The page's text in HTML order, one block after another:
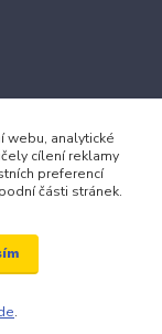
webu, analytické
cílení reklamy
preferencí
části stránek.
.